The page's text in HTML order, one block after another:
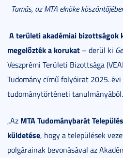
Tamás, az MTA elnöke
A területi akadémiai bizottságok
megelőzték a korukat – derül ki
Veszprémi Területi Bizottsága
Tudomány című folyóirat 2025.
tudománytörténeti tanulmányából.
„Az MTA Tudománybarát
küldetése, hogy a települések
polgárainak bevonásával az